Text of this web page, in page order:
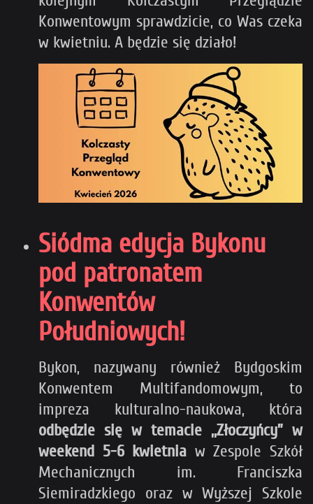
Konwentowym sprawdzicie, co Was czeka
w kwietniu. A będzie się działo!
Siódma edycja Bykonu
pod patronatem
Konwentów
Południowych!
Bykon, nazywany również Bydgoskim
Konwentem Multifandomowym, to
impreza kulturalno-naukowa, która
odbędzie się w temacie ,,Złoczyńcy” w
weekend 5-6 kwietnia w Zespole Szkół
Mechanicznych im. Franciszka
Siemiradzkiego oraz w Wyższej Szkole